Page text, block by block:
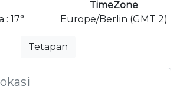
: 17°
TimeZone
Europe/Berlin (GMT 2)
Tetapan